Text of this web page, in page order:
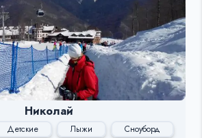
Николай
Детские Лыжи
Сноуборд